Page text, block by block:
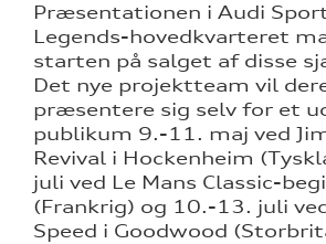
Præsentationen i Audi
Legends-hovedkvarteret
starten på salget af disse
Det nye projektteam vil
præsentere sig selv for et
publikum 9.-11. maj ved
Revival i Hockenheim
juli ved Le Mans Classic-
(Frankrig) og 10.-13. juli
Speed i Goodwood